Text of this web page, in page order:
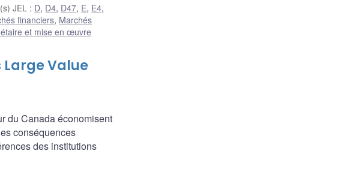
JEL : D, D4, D47, E, E4,
financiers, Marchés
et mise en œuvre
Large Value
du Canada économisent
conséquences
des institutions